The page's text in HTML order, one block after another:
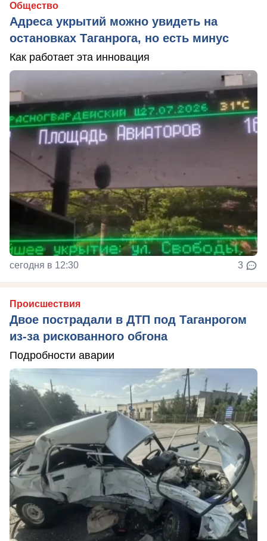
Общество
Адреса укрытий можно увидеть на
остановках Таганрога, но есть минус
Как работает эта инновация
сегодня в 12:30 3
Происшествия
Двое пострадали в ДТП под Таганрогом
из-за рискованного обгона
Подробности аварии